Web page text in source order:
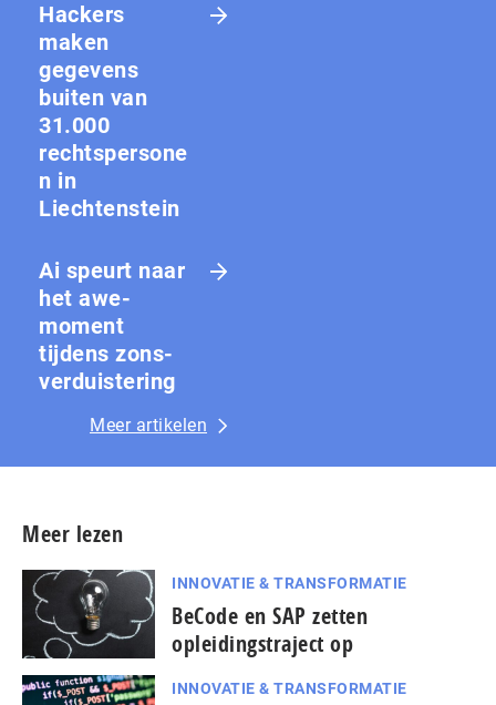
Hackers
maken
gegevens
buiten van
31.000
rechtspersone
n in
Liechtenstein
Ai speurt naar
het awe-
moment
tijdens zons­
ver­duis­te­ring
Meer artikelen
Meer lezen
INNOVATIE & TRANSFORMATIE
BeCode en SAP zetten
opleidingstraject op
INNOVATIE & TRANSFORMATIE